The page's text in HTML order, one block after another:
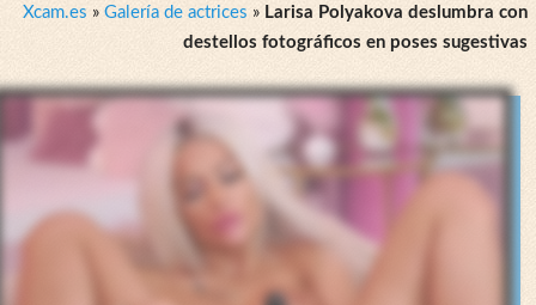
Xcam.es » Galería de actrices » Larisa Polyakova deslumbra con
destellos fotográficos en poses sugestivas